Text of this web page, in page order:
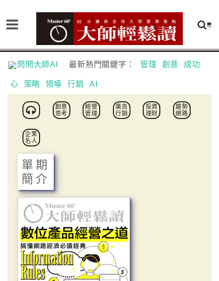
問問大師AI 最新熱門關鍵字： 管理 創意 成功
心 策略 領導 行銷 AI
創意
思考
經營
管理
廣告
行銷
投資
理財
趨勢
網路
企業
名人
單期
簡介